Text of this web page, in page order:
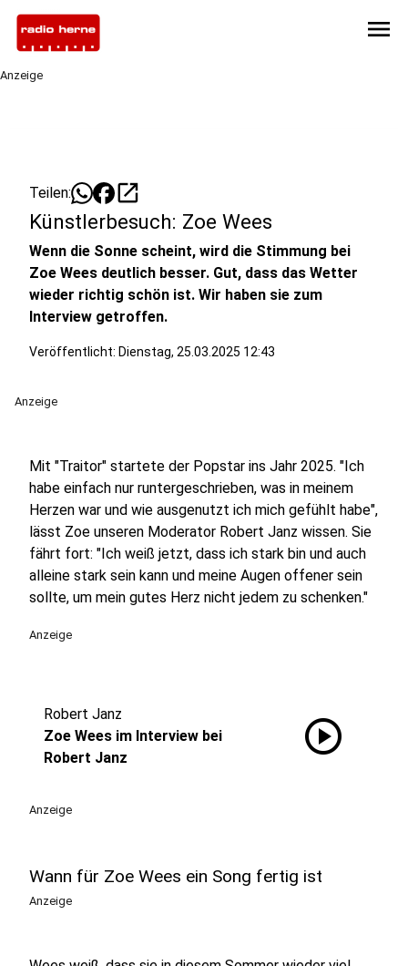
menu
Anzeige
Teilen: open_in_new
Künstlerbesuch: Zoe Wees
Wenn die Sonne scheint, wird die Stimmung bei
Zoe Wees deutlich besser. Gut, dass das Wetter
wieder richtig schön ist. Wir haben sie zum
Interview getroffen.
Veröffentlicht: Dienstag, 25.03.2025 12:43
Anzeige
Mit "Traitor" startete der Popstar ins Jahr 2025. "Ich
habe einfach nur runtergeschrieben, was in meinem
Herzen war und wie ausgenutzt ich mich gefühlt habe",
lässt Zoe unseren Moderator Robert Janz wissen. Sie
fährt fort: "Ich weiß jetzt, dass ich stark bin und auch
alleine stark sein kann und meine Augen offener sein
sollte, um mein gutes Herz nicht jedem zu schenken."
Anzeige
Robert Janz
Zoe Wees im Interview bei
Robert Janz
play_circle
Anzeige
Wann für Zoe Wees ein Song fertig ist
Anzeige